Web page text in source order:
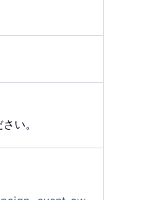
い。